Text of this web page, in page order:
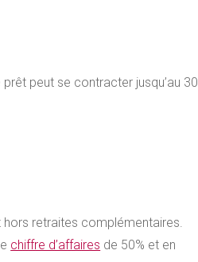
peut se contracter jusqu’au 30
retraites complémentaires.
chiffre d’affaires de 50% et en